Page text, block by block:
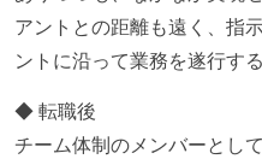
アントとの距離も遠く、指
ントに沿って業務を遂行す
◆ 転職後
チーム体制のメンバーとし